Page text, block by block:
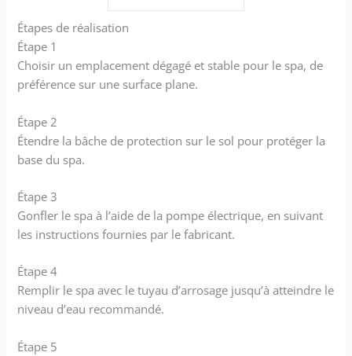
Étapes de réalisation
Étape 1
Choisir un emplacement dégagé et stable pour le spa, de
préférence sur une surface plane.
Étape 2
Étendre la bâche de protection sur le sol pour protéger la
base du spa.
Étape 3
Gonfler le spa à l’aide de la pompe électrique, en suivant
les instructions fournies par le fabricant.
Étape 4
Remplir le spa avec le tuyau d’arrosage jusqu’à atteindre le
niveau d’eau recommandé.
Étape 5